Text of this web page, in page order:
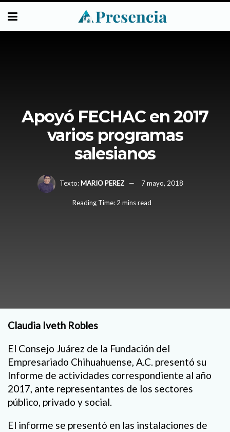
Apoyó FECHAC en 2017
varios programas
salesianos
Texto: MARIO PEREZ 7 mayo, 2018
Reading Time: 2 mins read
Claudia Iveth Robles
El Consejo Juárez de la Fundación del
Empresariado Chihuahuense, A.C. presentó su
Informe de actividades correspondiente al año
2017, ante representantes de los sectores
público, privado y social.
El informe se presentó en las instalaciones de